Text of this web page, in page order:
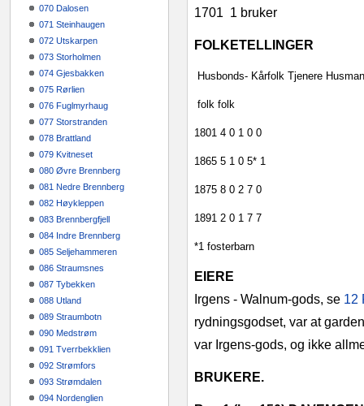
070 Dalosen
071 Steinhaugen
072 Utskarpen
073 Storholmen
074 Gjesbakken
075 Rørlien
076 Fuglmyrhaug
077 Storstranden
078 Brattland
079 Kvitneset
080 Øvre Brennberg
081 Nedre Brennberg
082 Høykleppen
083 Brennbergfjell
084 Indre Brennberg
085 Seljehammeren
086 Straumsnes
087 Tybekken
088 Utland
089 Straumbotn
090 Medstrøm
091 Tverrbekklien
092 Strømfors
093 Strømdalen
094 Nordenglien
1701 1 bruker
FOLKETELLINGER
Husbonds- Kårfolk Tjenere
folk folk
1801 4 0 1 0 0
1865 5 1 0 5* 1
1875 8 0 2 7 0
1891 2 0 1 7 7
*1 fosterbarn
EIERE
Irgens - Walnum-gods, se 12
rydningsgodset, var at
var Irgens-gods, og ikke
BRUKERE.